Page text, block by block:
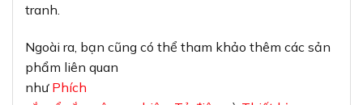
tranh.
Ngoài ra, bạn cũng có thể tham khảo thêm các sản
phẩm liên quan
như Phích